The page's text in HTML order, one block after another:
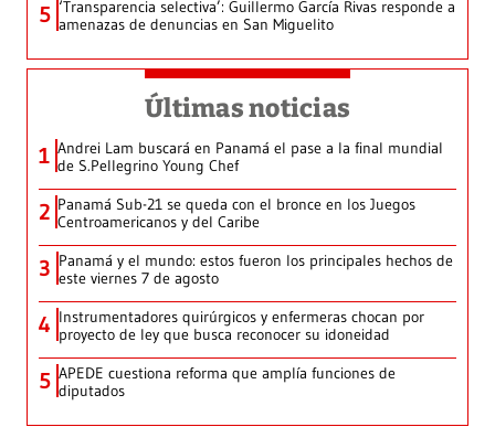
5 ‘Transparencia selectiva’: Guillermo García Rivas responde a
amenazas de denuncias en San Miguelito
Últimas noticias
1 Andrei Lam buscará en Panamá el pase a la final mundial
de S.Pellegrino Young Chef
2 Panamá Sub-21 se queda con el bronce en los Juegos
Centroamericanos y del Caribe
3 Panamá y el mundo: estos fueron los principales hechos de
este viernes 7 de agosto
4 Instrumentadores quirúrgicos y enfermeras chocan por
proyecto de ley que busca reconocer su idoneidad
5 APEDE cuestiona reforma que amplía funciones de
diputados